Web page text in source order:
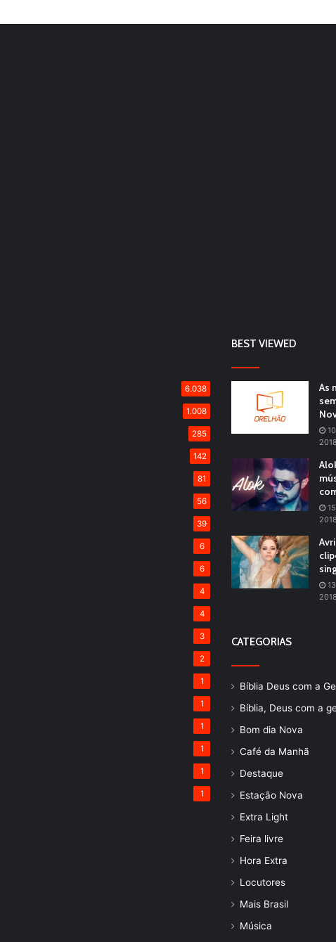
6.038
1.008
285
142
81
56
39
6
6
4
4
3
2
1
1
1
1
1
1
BEST VIEWED
As
2018
2018
2018
CATEGORIAS
Bíblia Deus com a
Bíblia, Deus com a
Bom dia Nova
Café da Manhã
Destaque
Estação Nova
Extra Light
Feira livre
Hora Extra
Locutores
Mais Brasil
Música